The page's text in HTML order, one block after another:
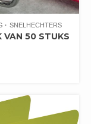
SNELHECHTERS
VAN 50 STUKS